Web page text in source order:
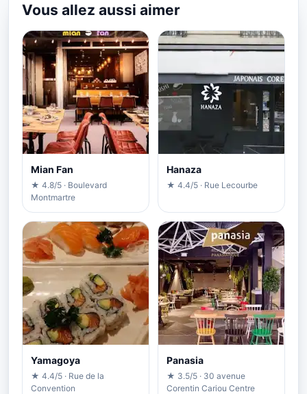
Vous allez aussi aimer
Mian Fan
★ 4.8/5 · Boulevard
Montmartre
Hanaza
★ 4.4/5 · Rue Lecourbe
Yamagoya
★ 4.4/5 · Rue de la
Convention
Panasia
★ 3.5/5 · 30 avenue
Corentin Cariou Centre